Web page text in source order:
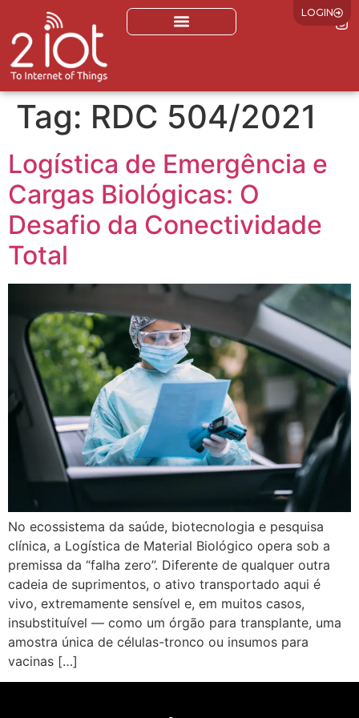
LOGIN
Tag: RDC 504/2021
Logística de Emergência e
Cargas Biológicas: O
Desafio da Conectividade
Total
No ecossistema da saúde, biotecnologia e pesquisa
clínica, a Logística de Material Biológico opera sob a
premissa da “falha zero”. Diferente de qualquer outra
cadeia de suprimentos, o ativo transportado aqui é
vivo, extremamente sensível e, em muitos casos,
insubstituível — como um órgão para transplante, uma
amostra única de células-tronco ou insumos para
vacinas […]